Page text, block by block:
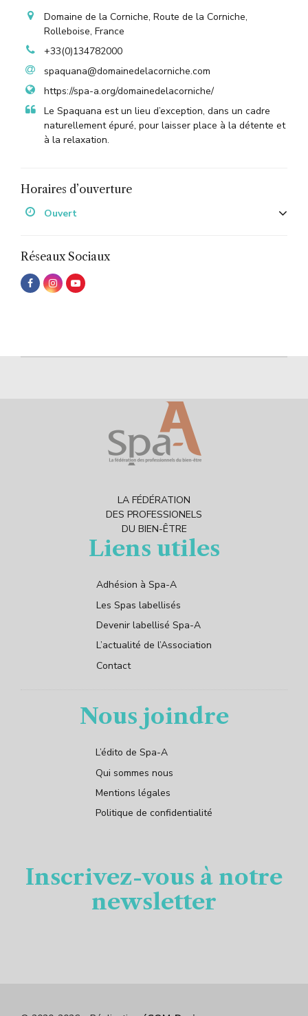
Domaine de la Corniche, Route de la Corniche,
Rolleboise, France
+33(0)134782000
spaquana@domainedelacorniche.com
https://spa-a.org/domainedelacorniche/
Le Spaquana est un lieu d’exception, dans un cadre
naturellement épuré, pour laisser place à la détente et
à la relaxation.
Horaires d’ouverture
Ouvert
Réseaux Sociaux
LA FÉDÉRATION
DES PROFESSIONELS
DU BIEN-ÊTRE
Liens utiles
Adhésion à Spa-A
Les Spas labellisés
Devenir labellisé Spa-A
L’actualité de l’Association
Contact
Nous joindre
L’édito de Spa-A
Qui sommes nous
Mentions légales
Politique de confidentialité
Inscrivez-vous à notre
newsletter